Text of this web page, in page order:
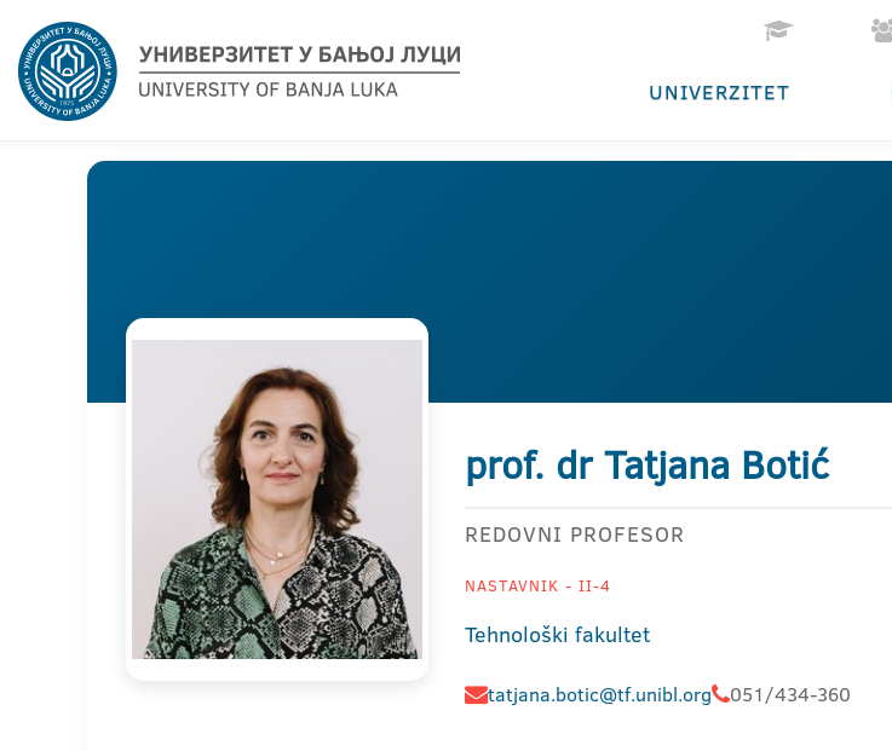
UNIVERZITET
prof. dr Tatjana Botić
REDOVNI PROFESOR
NASTAVNIK - II-4
Tehnološki fakultet
tatjana.botic@tf.unibl.org 051/434-360